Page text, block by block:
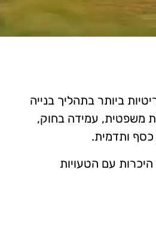
ביותר בתהליך בנייה
משפטית, עמידה בחוק,
כסף ותדמית.
עם הטעויות